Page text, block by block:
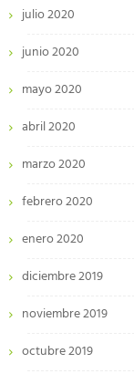
julio 2020
junio 2020
mayo 2020
abril 2020
marzo 2020
febrero 2020
enero 2020
diciembre 2019
noviembre 2019
octubre 2019